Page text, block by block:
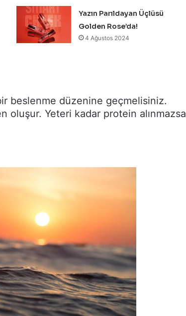
Yazın Parıldayan Üçlüsü
Golden Rose’da!
4 Ağustos 2024
beslenme düzenine geçmelisiniz.
oluşur. Yeteri kadar protein alınmazsa